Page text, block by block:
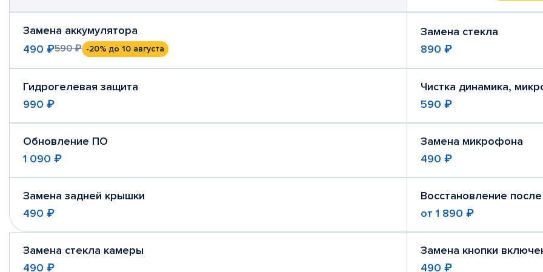
Замена аккумулятора
490 ₽590 ₽ -20% до 10 августа
Замена стекла
890 ₽
Гидрогелевая защита
990 ₽
Чистка динамика,
590 ₽
Обновление ПО
1 090 ₽
Замена микрофона
490 ₽
Замена задней крышки
490 ₽
Восстановление
от 1 890 ₽
Замена стекла камеры
490 ₽
Замена кнопки
490 ₽